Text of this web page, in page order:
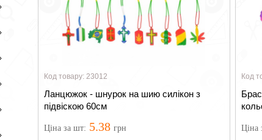
Код товару: 23012
Ланцюжок - шнурок на шию силікон з
підвіскою 60см
Ціна за шт: 5.38 грн
Код
Ціна